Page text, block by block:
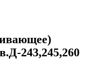
243,245,260